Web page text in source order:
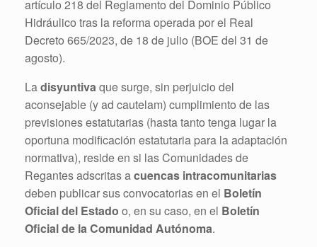
artículo 218 del Reglamento del Dominio Público
Hidráulico tras la reforma operada por el Real
Decreto 665/2023, de 18 de julio (BOE del 31 de
agosto).
Ladisyuntivaque surge, sin perjuicio del
aconsejable (y ad cautelam) cumplimiento de las
previsiones estatutarias (hasta tanto tenga lugar la
oportuna modificación estatutaria para la adaptación
normativa), reside en si las Comunidades de
Regantes adscritas acuencas intracomunitarias
deben publicar sus convocatorias en el Boletín
Oficial del Estado o, en su caso, en el Boletín
Oficial de la Comunidad Autónoma.